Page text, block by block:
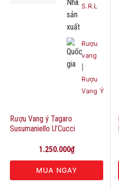
S.R.L
Rượu
vang
Rượu
Vang Ý
Rượu Vang ý Tagaro
Susumaniello U’Cucci
1.250.000₫
MUA NGAY